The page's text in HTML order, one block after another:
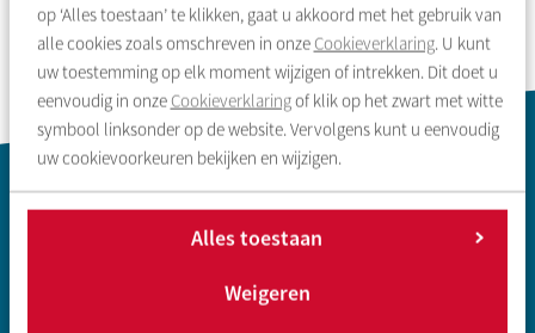
op ‘Alles toestaan’ te klikken, gaat u akkoord met het gebruik van
alle cookies zoals omschreven in onze Cookieverklaring. U kunt
uw toestemming op elk moment wijzigen of intrekken. Dit doet u
eenvoudig in onze Cookieverklaringof klik op het zwart met witte
symbool linksonder op de website. Vervolgens kunt u eenvoudig
uw cookievoorkeuren bekijken en wijzigen.
Alles toestaan
Weigeren
Contactinformatie